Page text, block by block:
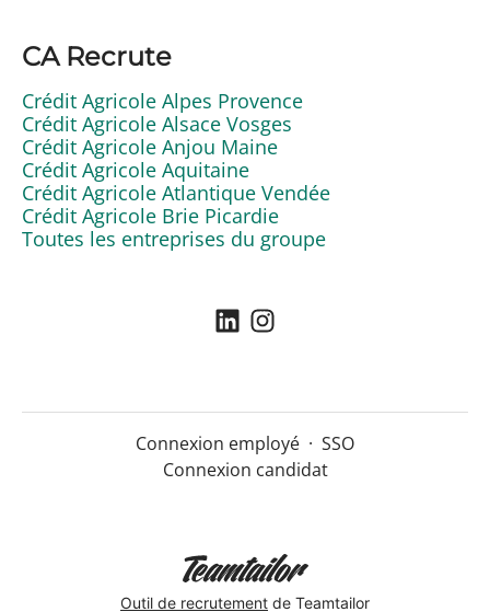
CA Recrute
Crédit Agricole Alpes Provence
Crédit Agricole Alsace Vosges
Crédit Agricole Anjou Maine
Crédit Agricole Aquitaine
Crédit Agricole Atlantique Vendée
Crédit Agricole Brie Picardie
Toutes les entreprises du groupe
Connexion employé · SSO
Connexion candidat
Outil de recrutement de Teamtailor